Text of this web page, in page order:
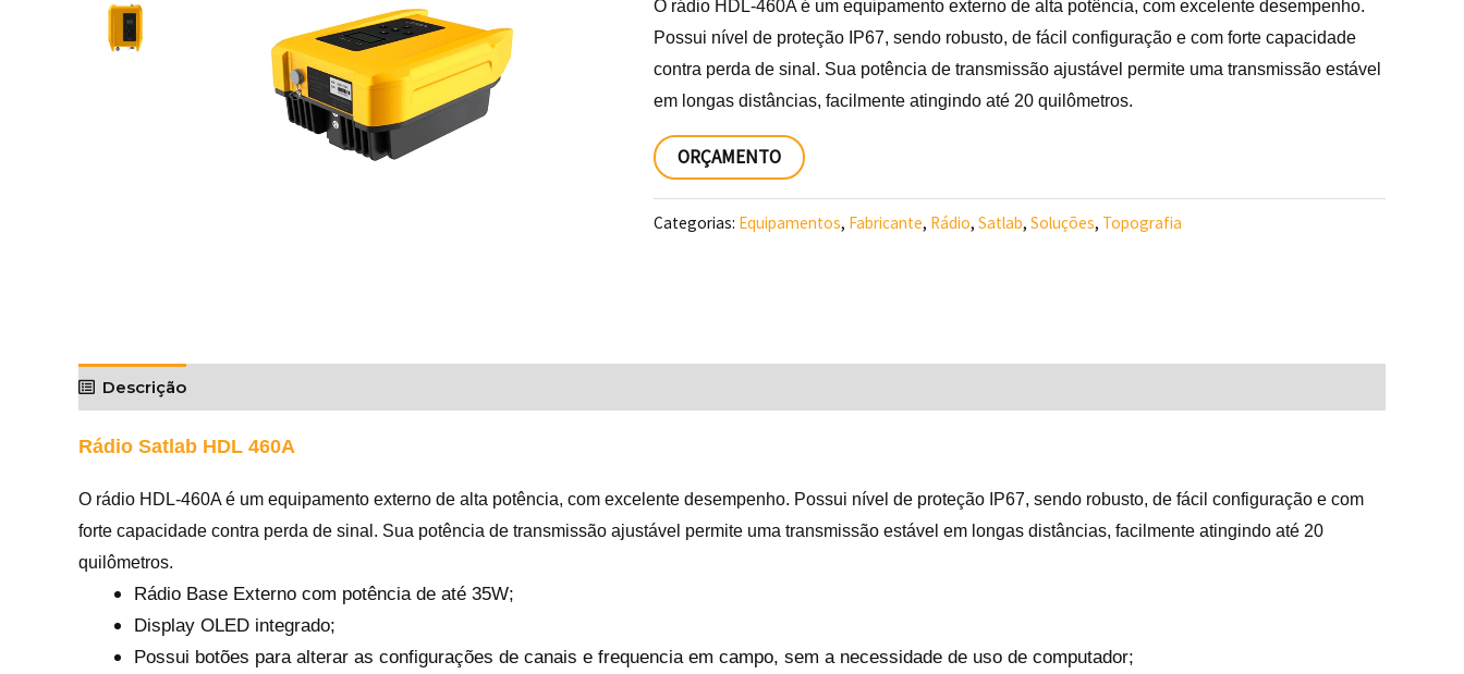
O rádio HDL-460A é um equipamento externo de alta potência, com excelente desempenho.
Possui nível de proteção IP67, sendo robusto, de fácil configuração e com forte capacidade
contra perda de sinal. Sua potência de transmissão ajustável permite uma transmissão estável
em longas distâncias, facilmente atingindo até 20 quilômetros.
ORÇAMENTO
Categorias: Equipamentos, Fabricante, Rádio, Satlab, Soluções, Topografia
Descrição
Rádio Satlab HDL 460A
O rádio HDL-460A é um equipamento externo de alta potência, com excelente desempenho. Possui nível de proteção IP67, sendo robusto, de fácil configuração e com
forte capacidade contra perda de sinal. Sua potência de transmissão ajustável permite uma transmissão estável em longas distâncias, facilmente atingindo até 20
quilômetros.
Rádio Base Externo com potência de até 35W;
Display OLED integrado;
Possui botões para alterar as configurações de canais e frequencia em campo, sem a necessidade de uso de computador;